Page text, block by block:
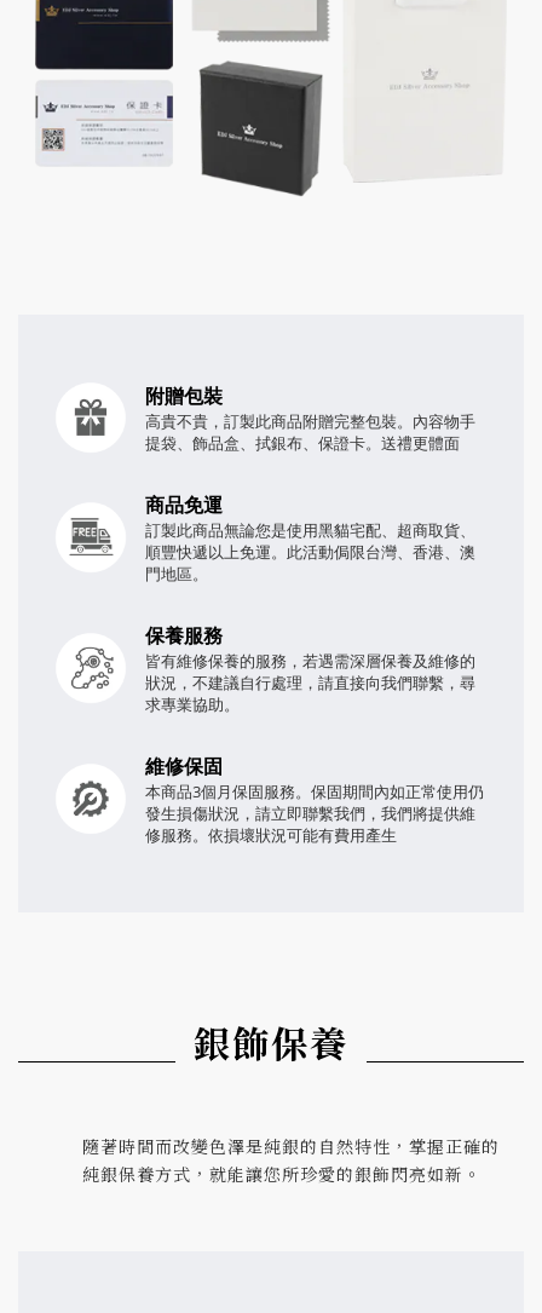
附贈包裝
高貴不貴，訂製此商品附贈完整包裝。內容物手
提袋、飾品盒、拭銀布、保證卡。送禮更體面
商品免運
訂製此商品無論您是使用黑貓宅配、超商取貨、
順豐快遞以上免運。此活動侷限台灣、香港、澳
門地區。
保養服務
皆有維修保養的服務，若遇需深層保養及維修的
狀況，不建議自行處理，請直接向我們聯繫，尋
求專業協助。
維修保固
本商品3個月保固服務。保固期間內如正常使用仍
發生損傷狀況，請立即聯繫我們，我們將提供維
修服務。依損壞狀況可能有費用產生
銀飾保養
隨著時間而改變色澤是純銀的自然特性，掌握正確的
純銀保養方式，就能讓您所珍愛的銀飾閃亮如新。